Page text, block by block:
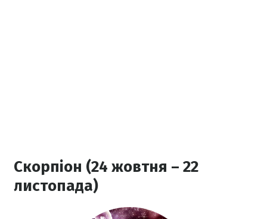
Скорпіон (24 жовтня – 22
листопада)